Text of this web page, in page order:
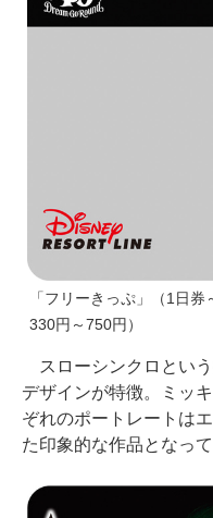
「フリーきっぷ」（1日
330円～750円）
スローシンクロとい
デザインが特徴。ミッ
ぞれのポートレートは
た印象的な作品となって